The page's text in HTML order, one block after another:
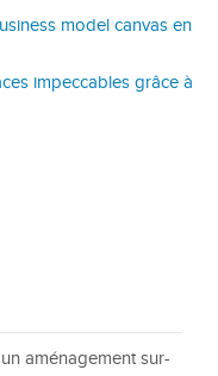
model canvas en
impeccables grâce à
aménagement sur-